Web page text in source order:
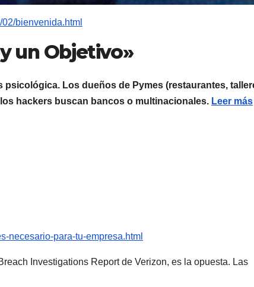
bienvenida.html
un Objetivo»
Los dueños de Pymes (restaurantes,
hackers buscan bancos o multinacionales. Leer más
necesario-para-tu-empresa.html
Investigations Report de Verizon, es la opuesta. Las